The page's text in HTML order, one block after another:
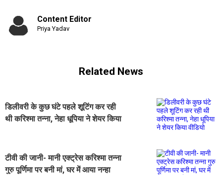
Content Editor
Priya Yadav
Related News
डिलीवरी के कुछ घंटे पहले शूटिंग कर रही
थी करिश्मा तन्ना, नेहा धूपिया ने शेयर किया
टीवी की जानी- मानी एक्ट्रेस करिश्मा तन्ना
गुरु पूर्णिमा पर बनी मां, घर में आया नन्हा